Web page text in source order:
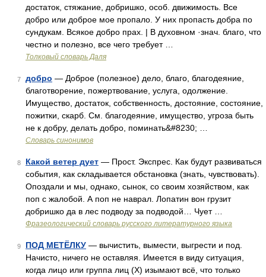
достаток, стяжание, добришко, особ. движимость. Все
добро или доброе мое пропало. У них пропасть добра по
сундукам. Всякое добро прах. | В духовном ·знач. благо, что
честно и полезно, все чего требует …
Толковый словарь Даля
7 добро — Доброе (полезное) дело, благо, благодеяние,
благотворение, пожертвование, услуга, одолжение.
Имущество, достаток, собственность, достояние, состояние,
пожитки, скарб. См. благодеяние, имущество, угроза быть
не к добру, делать добро, поминать&#8230; …
Словарь синонимов
8 Какой ветер дует — Прост. Экспрес. Как будут развиваться
события, как складывается обстановка (знать, чувствовать).
Опоздали и мы, однако, сынок, со своим хозяйством, как
поп с жалобой. А поп не наврал. Лопатин вон грузит
добришко да в лес подводу за подводой… Чует …
Фразеологический словарь русского литературного языка
9 ПОД МЕТЁЛКУ — вычистить, вымести, выгрести и под.
Начисто, ничего не оставляя. Имеется в виду ситуация,
когда лицо или группа лиц (Х) изымают всё, что только